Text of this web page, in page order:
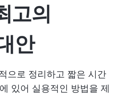
고의
안
으로 정리하고 짧은 시간
있어 실용적인 방법을 제